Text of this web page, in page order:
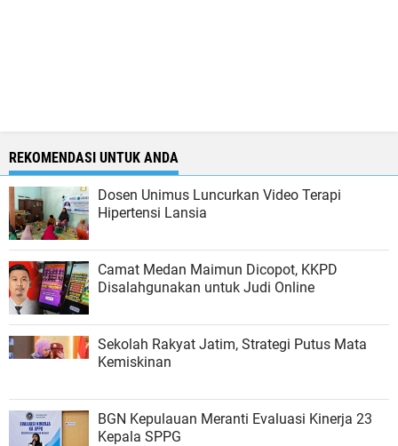
REKOMENDASI UNTUK ANDA
Dosen Unimus Luncurkan Video Terapi
Hipertensi Lansia
Camat Medan Maimun Dicopot, KKPD
Disalahgunakan untuk Judi Online
Sekolah Rakyat Jatim, Strategi Putus Mata
Kemiskinan
BGN Kepulauan Meranti Evaluasi Kinerja 23
Kepala SPPG